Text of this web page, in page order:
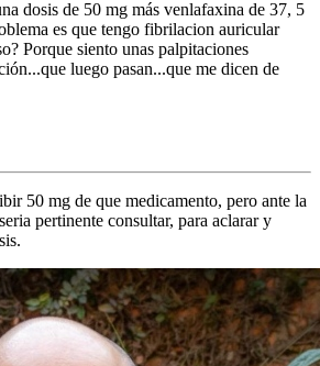
dosis de 50 mg más venlafaxina de 37, 5
es que tengo fibrilacion auricular
Porque siento unas palpitaciones
luego pasan...que me dicen de
50 mg de que medicamento, pero ante la
pertinente consultar, para aclarar y